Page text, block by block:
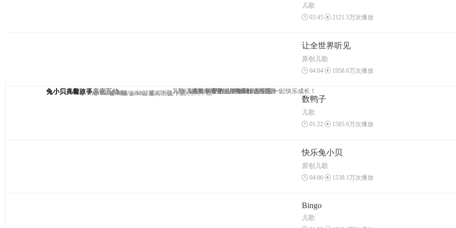
兔小贝拼音 Android IOS 1102万人下载3-7岁儿童学拼音第一神奇APP
兔小贝—与孩子亲密互动 Android IOS 1235万人下载早教益智游戏，陪宝宝一起快乐成长！
兔小贝儿歌 Android IOS 1203万人下载儿歌、故事、国学、识字原创动画视频！
兔小贝儿童故事 Android IOS 1069万人下载儿童故事专业版，海量精选专题！
儿歌
03:45 2121.5万次播放
让全世界听见
原创儿歌
04:04 1958.6万次播放
数鸭子
儿歌
01:22 1585.6万次播放
快乐兔小贝
原创儿歌
04:06 1538.1万次播放
Bingo
儿歌